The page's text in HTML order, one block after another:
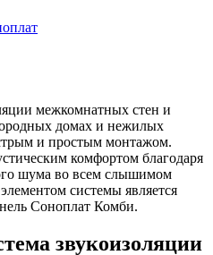
межкомнатных стен и
домах и нежилых
и простым монтажом.
комфортом благодаря
шума во всем слышимом
системы является
Соноплат Комби.
звукоизоляции